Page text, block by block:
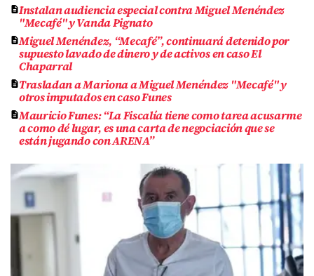
Instalan audiencia especial contra Miguel Menéndez
"Mecafé" y Vanda Pignato
Miguel Menéndez, “Mecafé”, continuará detenido por
supuesto lavado de dinero y de activos en caso El
Chaparral
Trasladan a Mariona a Miguel Menéndez "Mecafé" y
otros imputados en caso Funes
Mauricio Funes: “La Fiscalía tiene como tarea acusarme
a como dé lugar, es una carta de negociación que se
están jugando con ARENA”